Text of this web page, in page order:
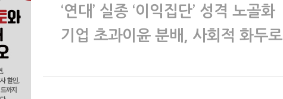
‘연대’ 실종 ‘이익집단’ 성격 노골화
기업 초과이윤 분배, 사회적 화두로